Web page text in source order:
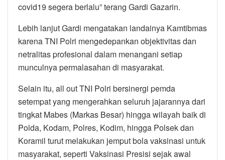
covid19 segera berlalu” terang Gardi Gazarin.
Lebih lanjut Gardi mengatakan landainya Kamtibmas
karena TNI Polri mengedepankan objektivitas dan
netralitas profesional dalam menangani setiap
munculnya permalasahan di masyarakat.
Selain itu, all out TNI Polri bersinergi pemda
setempat yang mengerahkan seluruh jajarannya dari
tingkat Mabes (Markas Besar) hingga wilayah baik di
Polda, Kodam, Polres, Kodim, hingga Polsek dan
Koramil turut melakukan jemput bola vaksinasi untuk
masyarakat, seperti Vaksinasi Presisi sejak awal